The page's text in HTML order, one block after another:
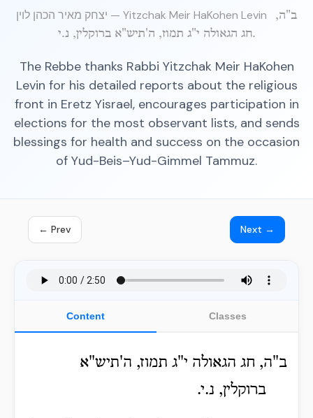
יצחק מאיר הכהן לוין — Yitzchak Meir HaKohen Levin
ב"ה,
חג הגאולה י"ג תמוז, ה'תיש"א ברוקלין, נ.י.
The Rebbe thanks Rabbi Yitzchak Meir HaKohen
Levin for his detailed reports about the religious
front in Eretz Yisrael, encourages participation in
elections for the most observant lists, and sends
blessings for health and success on the occasion
of Yud-Beis–Yud-Gimmel Tammuz.
← Prev Next →
Content Classes
ב"ה, חג הגאולה י"ג תמוז, ה'תיש"א
ברוקלין, נ.י.